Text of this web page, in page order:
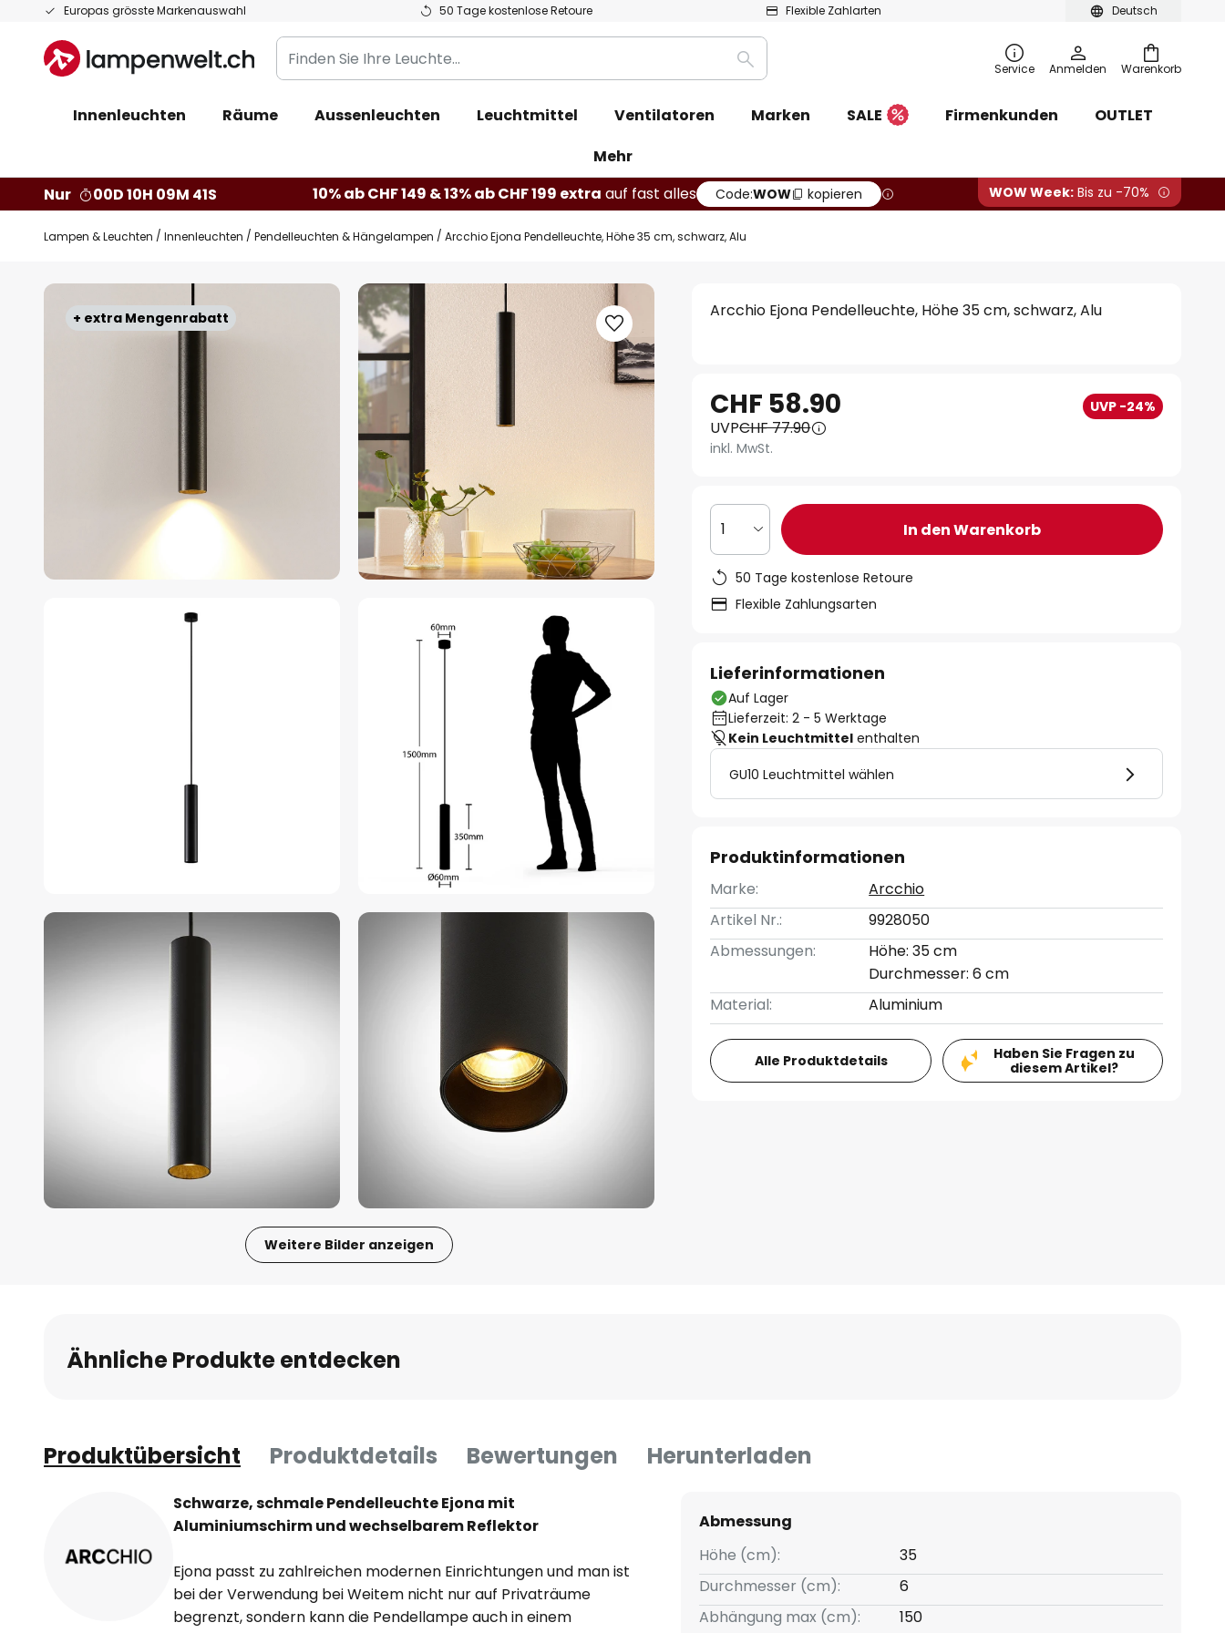
Deutsch
Europas grösste Markenauswahl 50 Tage kostenlose Retoure Flexible Zahlarten
Zum
springen
Warenkorb
Finden
Sie
Leuchte...
Suche Service Anmelden
Innenleuchten Räume Aussenleuchten Leuchtmittel Ventilatoren Marken SALE Firmenkunden
OUTLET
Mehr
Nur
00D 10H 09M 40S 10% ab CHF 149 & 13% ab CHF 199 extra auf fast alles Code:WOW kopieren WOW Week: Bis zu -70%
Lampen & Leuchten Innenleuchten Pendelleuchten & Hängelampen Arcchio Ejona Pendelleuchte, Höhe 35 cm, schwarz, Alu
+ extra Mengenrabatt
Zum
Ende
Weitere Bilder anzeigen
Bildgalerie
springen
Arcchio Ejona Pendelleuchte, Höhe 35 cm, schwarz, Alu
CHF 58.90 UVP -24%
UVPCHF 77.90
inkl. MwSt.
1 In den Warenkorb
50 Tage kostenlose Retoure
Flexible Zahlungsarten
Lieferinformationen
Auf Lager
Lieferzeit: 2 - 5 Werktage
Kein Leuchtmittel enthalten
GU10 Leuchtmittel wählen
Produktinformationen
Marke:
Arcchio
Artikel Nr.:
9928050
Abmessungen:
Höhe: 35 cm
Durchmesser: 6 cm
Material:
Aluminium
Alle Produktdetails
Haben Sie Fragen zu
diesem Artikel?
Ähnliche Produkte entdecken
Produktübersicht Produktdetails Bewertungen Herunterladen
Schwarze, schmale Pendelleuchte Ejona mit
Aluminiumschirm und wechselbarem Reflektor
Ejona passt zu zahlreichen modernen Einrichtungen und man ist
bei der Verwendung bei Weitem nicht nur auf Privaträume
begrenzt, sondern kann die Pendellampe auch in einem
Abmessung
Höhe (cm):
35
Durchmesser (cm):
6
Abhängung max (cm):
150